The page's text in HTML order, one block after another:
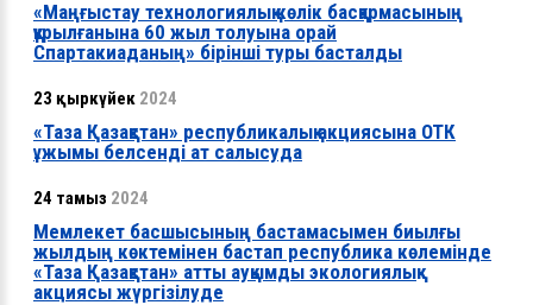
«Маңғыстау технологиялық көлік басқармасының
құрылғанына 60 жыл толуына орай
Спартакиаданың» бірінші туры басталды
23 қыркүйек 2024
«Таза Қазақстан» республикалық акциясына ОТК
ұжымы белсенді ат салысуда
24 тамыз 2024
Мемлекет басшысының бастамасымен биылғы
жылдың көктемінен бастап республика көлемінде
«Таза Қазақстан» атты ауқымды экологиялық
акциясы жүргізілуде